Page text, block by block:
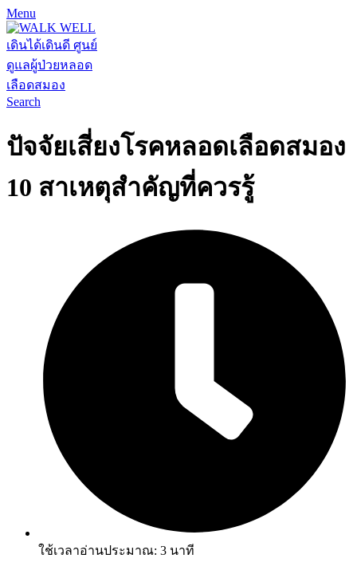
Menu
Search
ปัจจัยเสี่ยงโรคหลอดเลือดสมอง
10 สาเหตุสำคัญที่ควรรู้
ใช้เวลาอ่านประมาณ: 3 นาที